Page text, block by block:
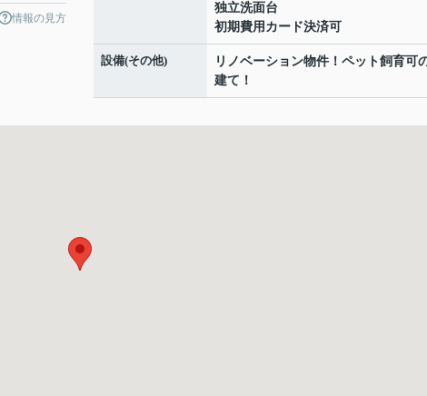
情報の見方
独立洗面台
初期費用カード決済可
設備(その他)
リノベーション物件！ペット飼育可
建て！